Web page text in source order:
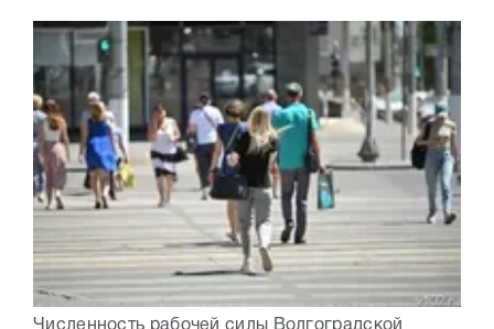
Численность рабочей силы Волгоградской